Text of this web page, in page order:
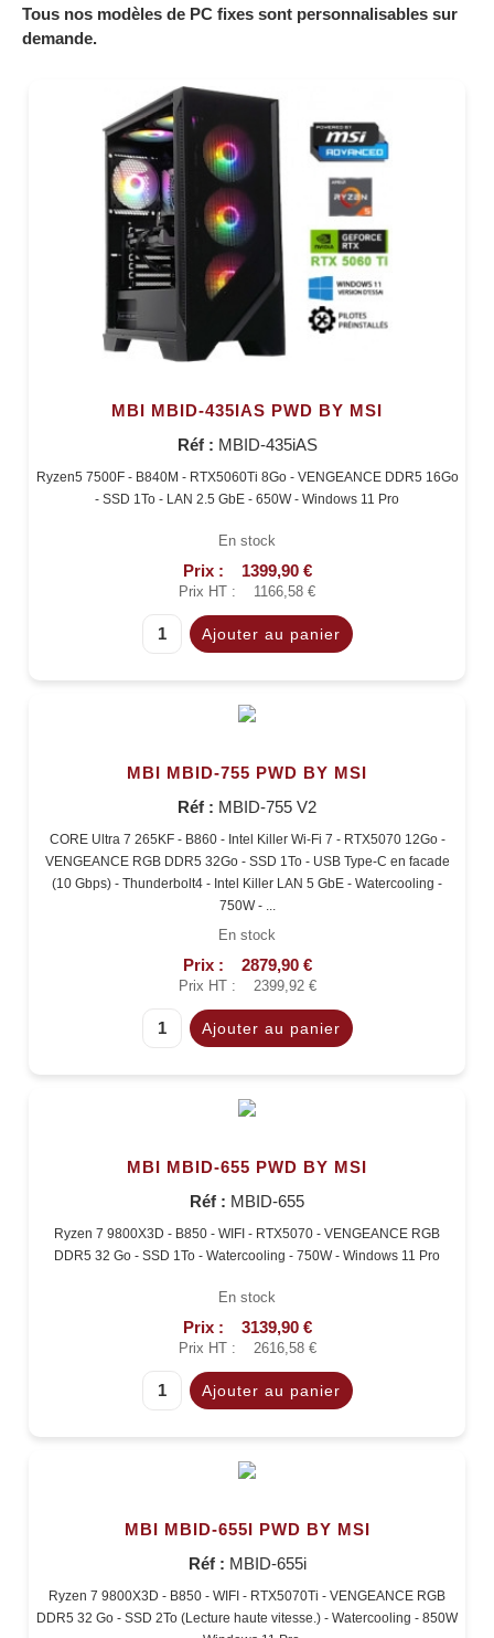
Tous nos modèles de PC fixes sont personnalisables sur
demande.
MBI MBID-435IAS PWD BY MSI
Réf : MBID-435iAS
Ryzen5 7500F - B840M - RTX5060Ti 8Go - VENGEANCE DDR5 16Go
- SSD 1To - LAN 2.5 GbE - 650W - Windows 11 Pro
En stock
Prix : 1399,90 €
Prix HT : 1166,58 €
MBI MBID-755 PWD BY MSI
Réf : MBID-755 V2
CORE Ultra 7 265KF - B860 - Intel Killer Wi-Fi 7 - RTX5070 12Go -
VENGEANCE RGB DDR5 32Go - SSD 1To - USB Type-C en facade
(10 Gbps) - Thunderbolt4 - Intel Killer LAN 5 GbE - Watercooling -
750W - ...
En stock
Prix : 2879,90 €
Prix HT : 2399,92 €
MBI MBID-655 PWD BY MSI
Réf : MBID-655
Ryzen 7 9800X3D - B850 - WIFI - RTX5070 - VENGEANCE RGB
DDR5 32 Go - SSD 1To - Watercooling - 750W - Windows 11 Pro
En stock
Prix : 3139,90 €
Prix HT : 2616,58 €
MBI MBID-655I PWD BY MSI
Réf : MBID-655i
Ryzen 7 9800X3D - B850 - WIFI - RTX5070Ti - VENGEANCE RGB
DDR5 32 Go - SSD 2To (Lecture haute vitesse.) - Watercooling - 850W